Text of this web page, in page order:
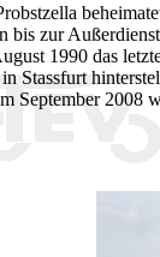
zur
1990 das
Stassfurt